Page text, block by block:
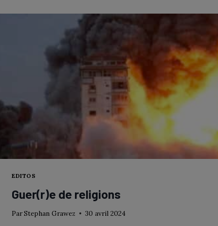
EDITOS
Guer(r)e de religions
ParStephan Grawez 30 avril 2024